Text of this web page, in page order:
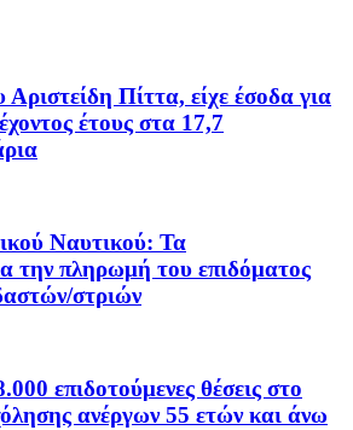
Πίττα, είχε έσοδα για
έτους στα 17,7
Ναυτικού: Τα
την πληρωμή του επιδόματος
στριών
επιδοτούμενες θέσεις στο
ανέργων 55 ετών και άνω